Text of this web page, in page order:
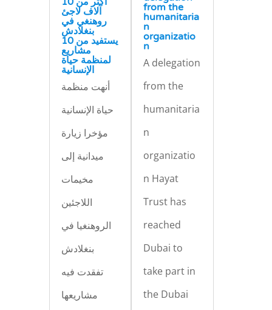
آلاف لاجئ
روهنغي في
بنغلادش
يستفيد من 10
مشاريع
لمنظمة حياة
الإنسانية
أنهت منظمة
حياة الإنسانية
مؤخرا زيارة
ميدانية إلى
مخيمات
اللاجئين
الروهنغيا في
بنغلادش
تفقدت فيه
مشاريعها
from the
humanitaria
n
organizatio
n
A delegation
from the
humanitaria
n
organizatio
n Hayat
Trust has
reached
Dubai to
take part in
the Dubai